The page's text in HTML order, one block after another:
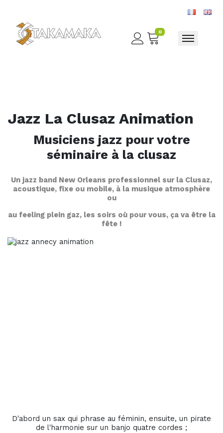
0
Toggle
Jazz La Clusaz Animation
Musiciens jazz pour votre
séminaire à la clusaz
Un jazz band New Orleans professionnel sur la Clusaz,
acoustique, fixe ou mobile, à la musique atmosphère
ou
au feeling plein gaz, les soirs où pour vous, ça va être la
fête !
D'abord un sax qui phrase au féminin, ensuite, un pirate
de l'harmonie sur un banjo quatre cordes ;